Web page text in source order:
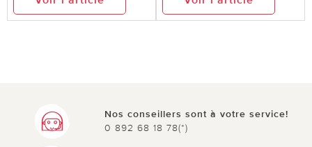
Nos conseillers sont à votre service!
0 892 68 18 78(*)